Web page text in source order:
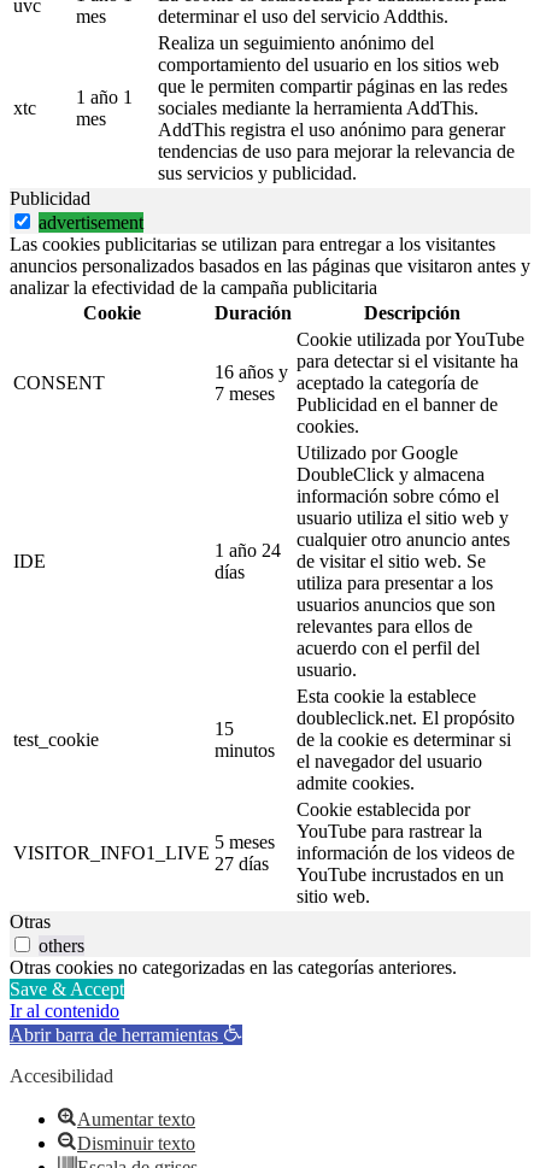
uvc
mes
determinar el uso del servicio Addthis.
xtc
1 año 1
mes
Realiza un seguimiento anónimo del
comportamiento del usuario en los sitios web
que le permiten compartir páginas en las redes
sociales mediante la herramienta AddThis.
AddThis registra el uso anónimo para generar
tendencias de uso para mejorar la relevancia de
sus servicios y publicidad.
Publicidad
advertisement
Las cookies publicitarias se utilizan para entregar a los visitantes
anuncios personalizados basados en las páginas que visitaron antes y
analizar la efectividad de la campaña publicitaria
Cookie
Duración Descripción
CONSENT
16 años y
7 meses
Cookie utilizada por YouTube
para detectar si el visitante ha
aceptado la categoría de
Publicidad en el banner de
cookies.
IDE
1 año 24
días
Utilizado por Google
DoubleClick y almacena
información sobre cómo el
usuario utiliza el sitio web y
cualquier otro anuncio antes
de visitar el sitio web. Se
utiliza para presentar a los
usuarios anuncios que son
relevantes para ellos de
acuerdo con el perfil del
usuario.
test_cookie
15
minutos
Esta cookie la establece
doubleclick.net. El propósito
de la cookie es determinar si
el navegador del usuario
admite cookies.
VISITOR_INFO1_LIVE
5 meses
27 días
Cookie establecida por
YouTube para rastrear la
información de los videos de
YouTube incrustados en un
sitio web.
Otras
others
Otras cookies no categorizadas en las categorías anteriores.
Save & Accept
Ir al contenido
Abrir barra de herramientas
Accesibilidad
Aumentar texto
Disminuir texto